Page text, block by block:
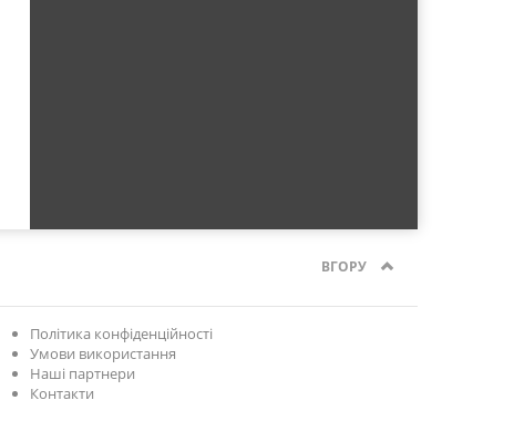
ВГОРУ
Політика конфіденційності
Умови використання
Наші партнери
Контакти